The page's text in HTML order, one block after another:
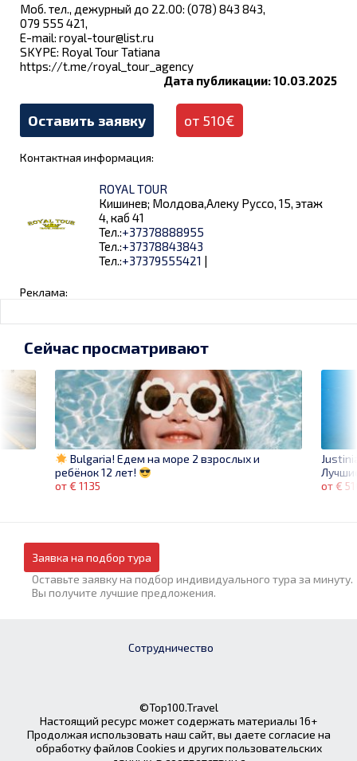
Моб. тел., дежурный до 22.00: (078) 843 843,
079 555 421,
E-mail: royal-tour@list.ru
SKYPE: Royal Tour Tatianа
https://t.me/royal_tour_agency
Дата публикации: 10.03.2025
Оставить заявку от 510€
Контактная информация:
ROYAL TOUR
Кишинев; Молдова,Алеку Руссо, 15, этаж
4, каб 41
Тел.:+37378888955
Тел.:+37378843843
Тел.:+37379555421 |
Реклама:
от €
Сейчас просматривают
Bulgaria! Едем на море 2 взрослых и
ребёнок 12 лет!
от € 1135
Заявка на подбор тура
Оставьте заявку на подбор индивидуального тура за минуту.
Вы получите лучшие предложения.
Сотрудничество
©Top100.Travel
Настоящий ресурс может содержать материалы 16+
Продолжая использовать наш сайт, вы даете согласие на
обработку файлов Cookies и других пользовательских